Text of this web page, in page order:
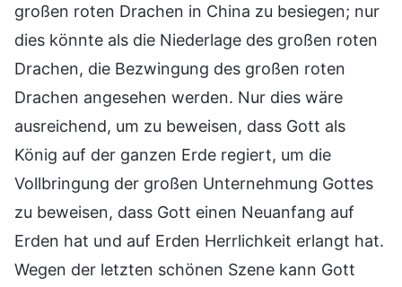
großen roten Drachen in China zu besiegen; nur
dies könnte als die Niederlage des großen roten
Drachen, die Bezwingung des großen roten
Drachen angesehen werden. Nur dies wäre
ausreichend, um zu beweisen, dass Gott als
König auf der ganzen Erde regiert, um die
Vollbringung der großen Unternehmung Gottes
zu beweisen, dass Gott einen Neuanfang auf
Erden hat und auf Erden Herrlichkeit erlangt hat.
Wegen der letzten schönen Szene kann Gott